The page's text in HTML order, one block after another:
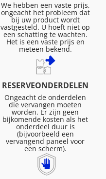
We hebben een vaste prijs,
ongeacht het probleem dat
bij uw product wordt
vastgesteld. U hoeft niet op
een schatting te wachten.
Het is een vaste prijs en
meteen bekend.
RESERVEONDERDELEN
Ongeacht de onderdelen
die vervangen moeten
worden. Er zijn geen
bijkomende kosten als het
onderdeel duur is
(bijvoorbeeld een
vervangend paneel voor
een scherm).